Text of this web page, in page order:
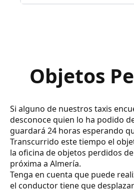
Objetos
Si alguno de nuestros taxis
desconoce quien lo ha podido
guardará 24 horas esperando
Transcurrido este tiempo el
la oficina de objetos perdidos
próxima a Almería.
Tenga en cuenta que puede
el conductor tiene que